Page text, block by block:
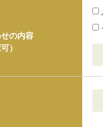
の内容
）